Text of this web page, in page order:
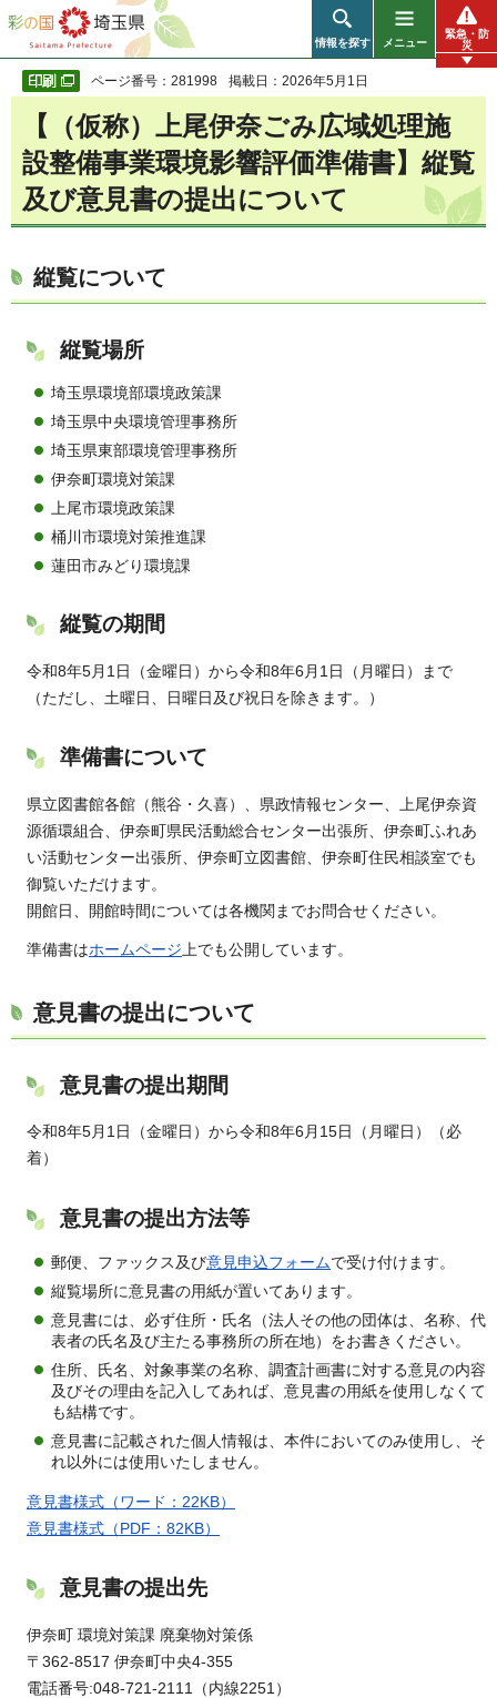
彩の国 埼玉県
情報を探す メニュー
緊急・防
災
ページ番号：281998 掲載日：2026年5月1日
【（仮称）上尾伊奈ごみ広域処理施
設整備事業環境影響評価準備書】縦覧
及び意見書の提出について
縦覧について
縦覧場所
埼玉県環境部環境政策課
埼玉県中央環境管理事務所
埼玉県東部環境管理事務所
伊奈町環境対策課
上尾市環境政策課
桶川市環境対策推進課
蓮田市みどり環境課
縦覧の期間
令和8年5月1日（金曜日）から令和8年6月1日（月曜日）まで
（ただし、土曜日、日曜日及び祝日を除きます。）
準備書について
県立図書館各館（熊谷・久喜）、県政情報センター、上尾伊奈資
源循環組合、伊奈町県民活動総合センター出張所、伊奈町ふれあ
い活動センター出張所、伊奈町立図書館、伊奈町住民相談室でも
御覧いただけます。
開館日、開館時間については各機関までお問合せください。
準備書はホームページ 上でも公開しています。
意見書の提出について
意見書の提出期間
令和8年5月1日（金曜日）から令和8年6月15日（月曜日）（必
着）
意見書の提出方法等
郵便、ファックス及び意見申込フォームで受け付けます。
縦覧場所に意見書の用紙が置いてあります。
意見書には、必ず住所・氏名（法人その他の団体は、名称、代
表者の氏名及び主たる事務所の所在地）をお書きください。
住所、氏名、対象事業の名称、調査計画書に対する意見の内容
及びその理由を記入してあれば、意見書の用紙を使用しなくて
も結構です。
意見書に記載された個人情報は、本件においてのみ使用し、そ
れ以外には使用いたしません。
意見書様式（ワード：22KB）
意見書様式（PDF：82KB）
意見書の提出先
伊奈町 環境対策課 廃棄物対策係
〒362-8517 伊奈町中央4-355
電話番号:048-721-2111（内線2251）